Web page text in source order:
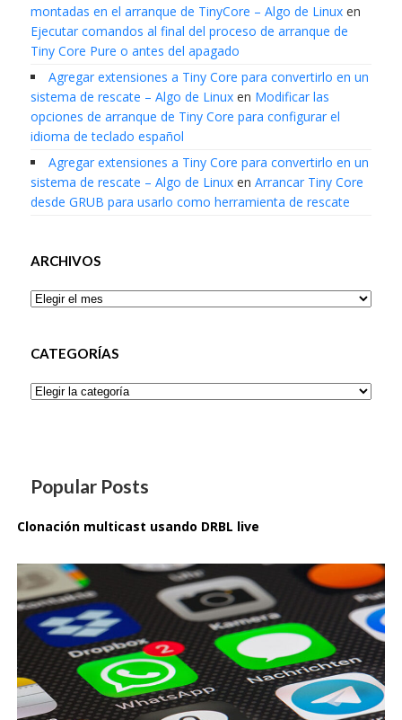
montadas en el arranque de TinyCore – Algo de Linuxen
Ejecutar comandos al final del proceso de arranque de
Tiny Core Pure o antes del apagado
Agregar extensiones a Tiny Core para convertirlo en un
sistema de rescate – Algo de Linuxen Modificar las
opciones de arranque de Tiny Core para configurar el
idioma de teclado español
Agregar extensiones a Tiny Core para convertirlo en un
sistema de rescate – Algo de Linuxen Arrancar Tiny Core
desde GRUB para usarlo como herramienta de rescate
ARCHIVOS
Archivos
CATEGORÍAS
Categorías
Popular Posts
Clonación multicast usando DRBL live